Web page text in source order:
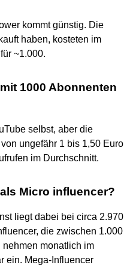
kommt günstig. Die
haben, kosteten im
~1.000.
1000 Abonnenten
selbst, aber die
ungefähr 1 bis 1,50 Euro
im Durchschnitt.
Micro influencer?
liegt dabei bei circa 2.970
die zwischen 1.000
monatlich im
ein. Mega-Influencer